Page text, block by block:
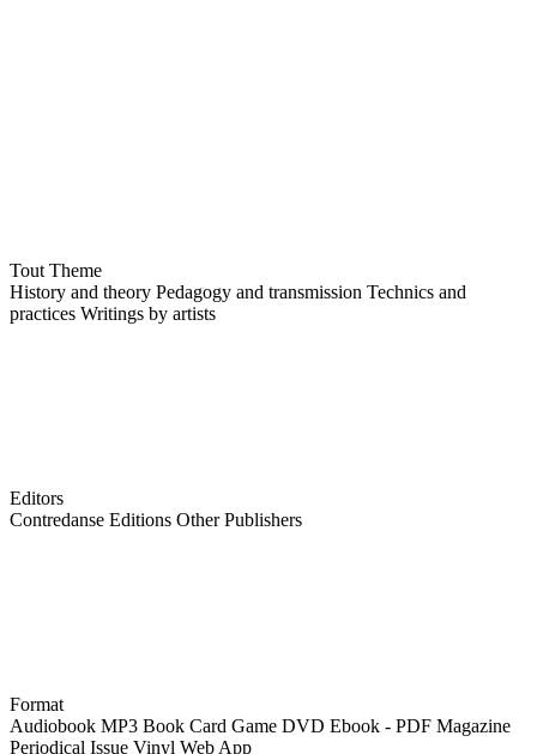
Tout Theme
History and theory Pedagogy and transmission Technics and
practices Writings by artists
Editors
Contredanse Editions Other Publishers
Format
Audiobook MP3 Book Card Game DVD Ebook - PDF Magazine
Periodical Issue Vinyl Web App